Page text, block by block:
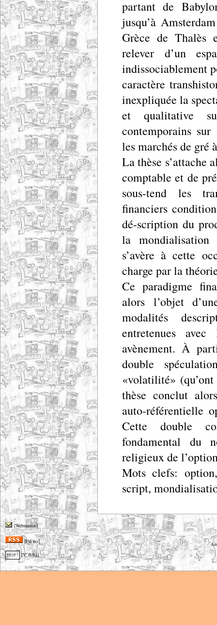
partant de
jusqu’à
Grèce de Thalès
relever d’un
indissociablement
caractère
inexpliquée la
et qualitative
contemporains
les marchés de gré
La thèse s’attache
comptable et de
sous-tend les
financiers
dé-scription du
la mondialisation
s’avère à cette
charge par la
Ce paradigme
alors l’objet
modalités
entretenues
avènement. À
double
«volatilité»
thèse conclut
auto-référentielle
Cette double
fondamental du
religieux de
Mots clefs:
script,
[Webmestre]
[Fil rss]
HOP ! [V. 0.93]